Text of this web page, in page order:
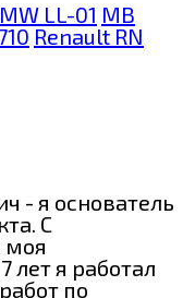
LL-01 MB
Renault RN
- я основатель
С
моя
лет я работал
по